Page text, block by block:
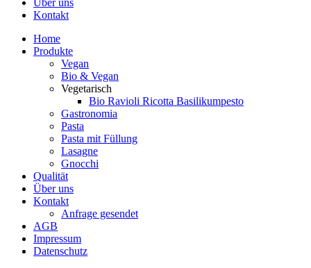
Über uns
Kontakt
Home
Produkte
Vegan
Bio & Vegan
Vegetarisch
Bio Ravioli Ricotta Basilikumpesto
Gastronomia
Pasta
Pasta mit Füllung
Lasagne
Gnocchi
Qualität
Über uns
Kontakt
Anfrage gesendet
AGB
Impressum
Datenschutz